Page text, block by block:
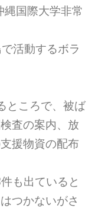
国際大学非常
活動するボラ
ところで、被ば
査の案内、 放
援物資の配布
も出ていると
つかないがさ